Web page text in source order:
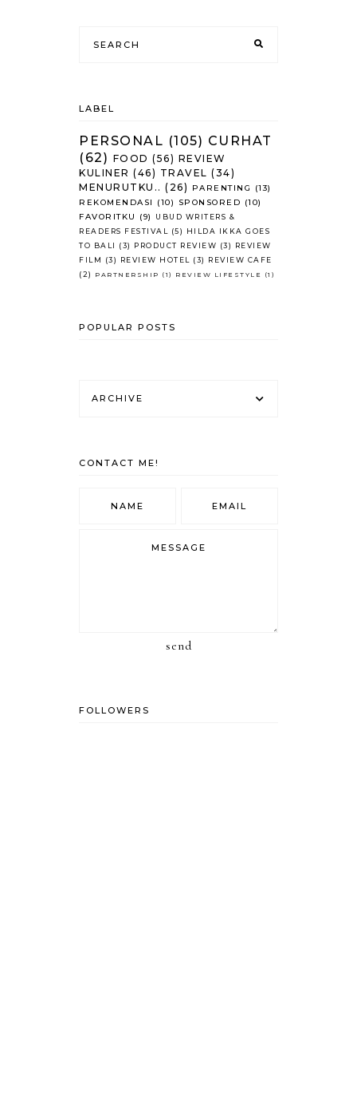
LABEL
PERSONAL (105) CURHAT
(62) FOOD (56) REVIEW
KULINER (46) TRAVEL (34)
MENURUTKU.. (26) PARENTING
(13)
REKOMENDASI
(10) SPONSORED (10)
FAVORITKU
(9)
UBUD WRITERS &
READERS FESTIVAL
(5)
HILDA IKKA GOES
TO BALI
(3) PRODUCT REVIEW (3)
REVIEW
FILM
(3) REVIEW HOTEL (3)
REVIEW CAFE
(2)
PARTNERSHIP (1) REVIEW LIFESTYLE (1)
POPULAR POSTS
ARCHIVE
CONTACT ME!
send
FOLLOWERS